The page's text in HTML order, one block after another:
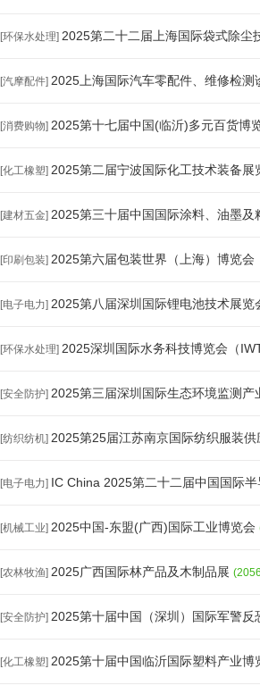
[环保水处理] 2025第二十二届上海国际袋式除尘
[汽摩配件] 2025上海国际汽车零配件、维修检测
[消费购物] 2025第十七届中国(临沂)多元百货博
[化工橡塑] 2025第二届宁波国际化工技术装备展
[建材五金] 2025第三十届中国国际涂料、油墨及
[印刷包装] 2025第六届包装世界（上海）博览会
[电子电力] 2025第八届深圳国际锂电池技术展览
[环保水处理] 2025深圳国际水务科技博览会（
[安全防护] 2025第三届深圳国际生态环境监测产
[纺织纺机] 2025第25届江苏南京国际纺织服装供
[电子电力] IC China 2025第二十二届中国国际
[机械工业] 2025中国-东盟(广西)国际工业博览会
[农林牧渔] 2025广西国际林产品及木制品展
[安全防护] 2025第十届中国（深圳）国际军警反
[化工橡塑] 2025第十届中国临沂国际塑料产业博